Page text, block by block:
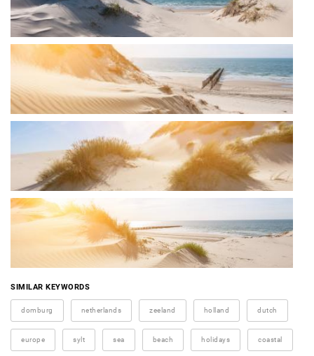
SIMILAR KEYWORDS
domburg netherlands zeeland holland dutch
europe sylt sea beach holidays coastal